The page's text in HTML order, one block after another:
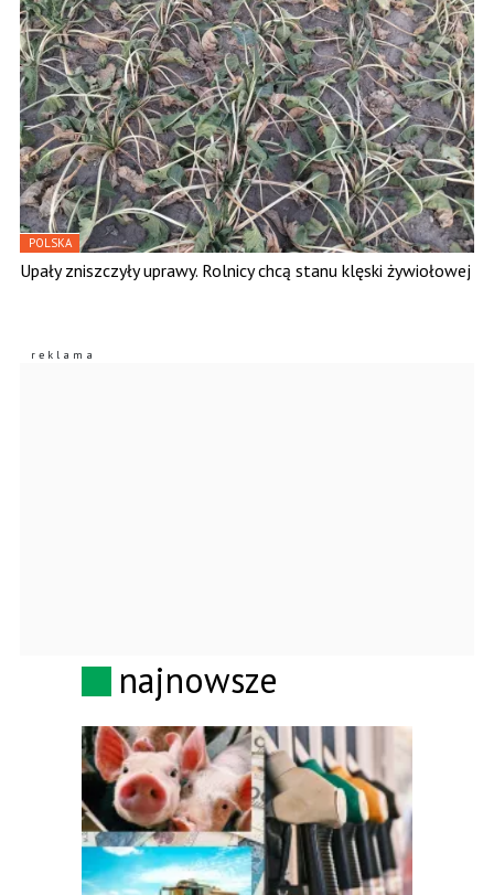
POLSKA
Upały zniszczyły uprawy. Rolnicy chcą stanu klęski żywiołowej
najnowsze